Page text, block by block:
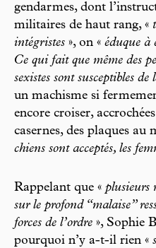
gendarmes, dont
militaires de haut rang, «
intégristes », on « éduque à
Ce qui fait que même des
sexistes sont susceptibles de
un machisme si
encore croiser,
casernes, des plaques au
chiens sont acceptés, les
Rappelant que « plusieurs
sur le profond “malaise”
forces de l’ordre », Sophie
pourquoi n’y a-t-il rien «